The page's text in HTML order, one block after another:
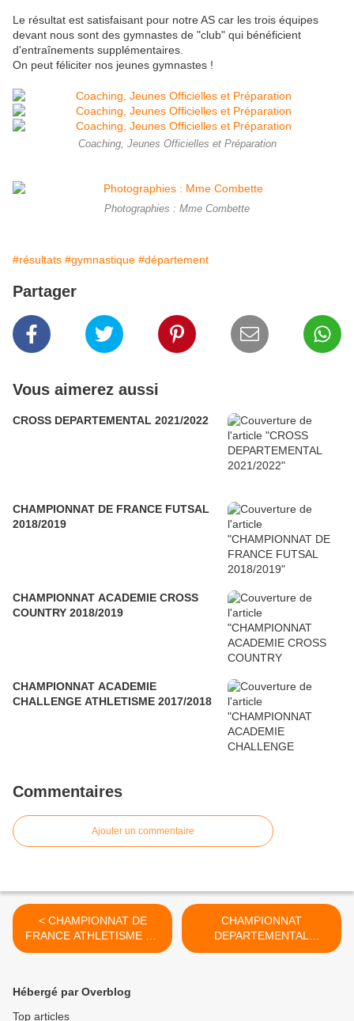
Le résultat est satisfaisant pour notre AS car les trois équipes
devant nous sont des gymnastes de "club" qui bénéficient
d'entraînements supplémentaires.
On peut féliciter nos jeunes gymnastes !
Coaching, Jeunes Officielles et Préparation
Photographies : Mme Combette
#résultats #gymnastique #département
Partager
Vous aimerez aussi
CROSS DEPARTEMENTAL 2021/2022
CHAMPIONNAT DE FRANCE FUTSAL
2018/2019
CHAMPIONNAT ACADEMIE CROSS
COUNTRY 2018/2019
CHAMPIONNAT ACADEMIE
CHALLENGE ATHLETISME 2017/2018
Commentaires
Ajouter un commentaire
< CHAMPIONNAT DE
FRANCE ATHLETISME EN
SALLE 2016/2017
CHAMPIONNAT
DEPARTEMENTAL
ULTIMATE 2016/2017 >
Hébergé par Overblog
Top articles